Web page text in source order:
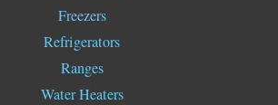
Freezers
Refrigerators
Ranges
Water Heaters